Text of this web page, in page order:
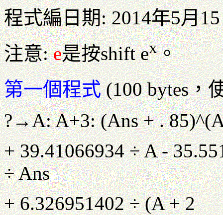
程式編日期: 2014年5月
注意:e是按shift ex。
第一個程式(100 bytes，
?→A: A+3: (Ans + .
+ 39.41066934 ÷ A -
÷ Ans
+ 6.326951402 ÷ (A + 2